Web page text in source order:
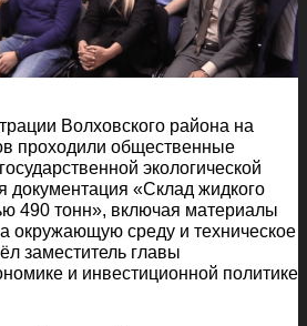
Волховского района на
проходили общественные
экологической
документация «Склад жидкого
490 тонн», включая материалы
окружающую среду и техническое
заместитель главы
и инвестиционной политике